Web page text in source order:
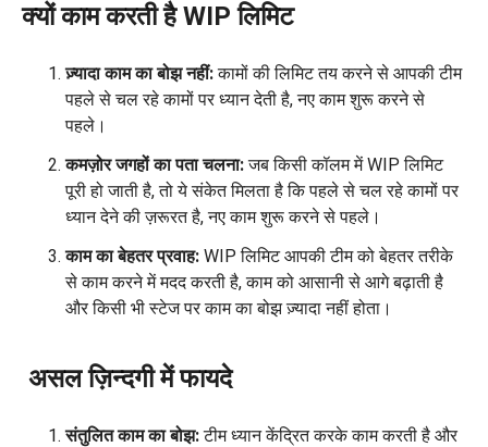
क्यों काम करती है WIP लिमिट
ज़्यादा काम का बोझ नहीं:कामों की लिमिट तय करने से आपकी टीम
पहले से चल रहे कामों पर ध्यान देती है, नए काम शुरू करने से
पहले।
कमज़ोर जगहों का पता चलना:जब किसी कॉलम में WIP लिमिट
पूरी हो जाती है, तो ये संकेत मिलता है कि पहले से चल रहे कामों पर
ध्यान देने की ज़रूरत है, नए काम शुरू करने से पहले।
काम का बेहतर प्रवाह: WIP लिमिट आपकी टीम को बेहतर तरीके
से काम करने में मदद करती है, काम को आसानी से आगे बढ़ाती है
और किसी भी स्टेज पर काम का बोझ ज़्यादा नहीं होता।
असल ज़िन्दगी में फायदे
संतुलित काम का बोझ:टीम ध्यान केंद्रित करके काम करती है और